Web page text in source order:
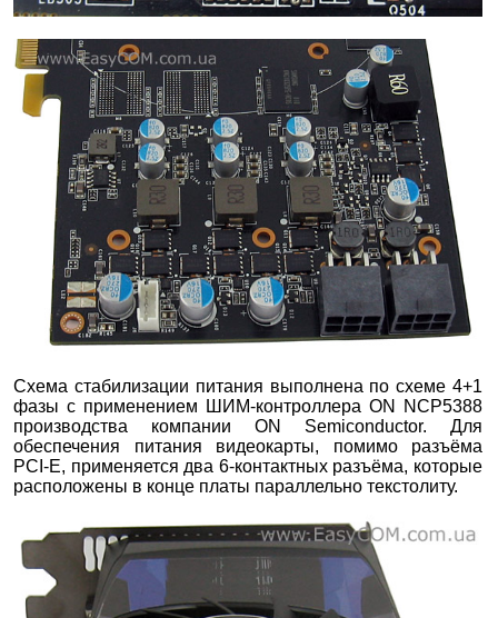
Схема стабилизации питания выполнена по схеме 4+1
фазы с применением ШИМ-контроллера ON NCP5388
производства компании ON Semiconductor. Для
обеспечения питания видеокарты, помимо разъёма
PCI-E, применяется два 6-контактных разъёма, которые
расположены в конце платы параллельно текстолиту.